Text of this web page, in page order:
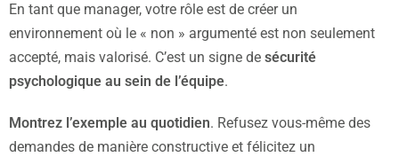
En tant que manager, votre rôle est de créer un
environnement où le « non » argumenté est non seulement
accepté, mais valorisé. C’est un signe de sécurité
psychologique au sein de l’équipe.
Montrez l’exemple au quotidien. Refusez vous-même des
demandes de manière constructive et félicitez un